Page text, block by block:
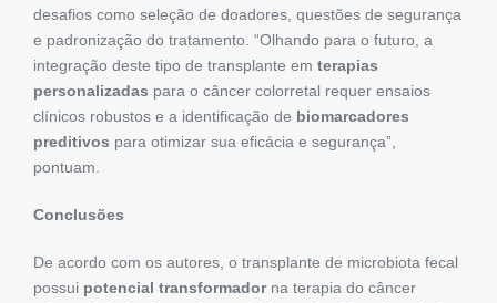
desafios como seleção de doadores, questões de segurança
e padronização do tratamento. “Olhando para o futuro, a
integração deste tipo de transplante em terapias
personalizadas para o câncer colorretal requer ensaios
clínicos robustos e a identificação de biomarcadores
preditivos para otimizar sua eficácia e segurança”,
pontuam.
Conclusões
De acordo com os autores, o transplante de microbiota fecal
possui potencial transformadorna terapia do câncer